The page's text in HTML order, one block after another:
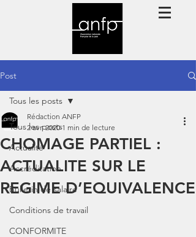
Post
Tous les posts
Actualité
Accréditation
Bulletin de salaire
Conditions de travail
CONFORMITE
Tous les posts
CHOMAGE PARTIEL :
ACTUALITE SUR LE
REGIME D’EQUIVALENCE
Rédaction ANFP
2 avr. 2020 1 min de lecture